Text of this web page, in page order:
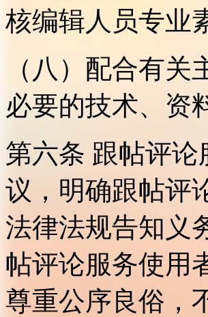
核编辑人员专业
（八）配合有
必要的技术、资
第六条 跟帖评
议，明确跟帖评
法律法规告知义
帖评论服务使用
尊重公序良俗，